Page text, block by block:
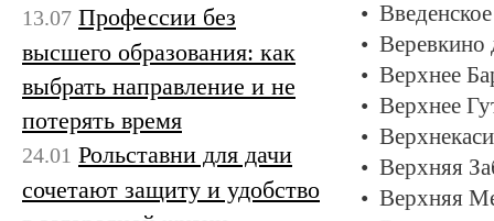
Веревкино
Верхнее
Верхнее
Верхняя
Верхняя
13.07 Профессии без
высшего образования: как
выбрать направление и не
потерять время
24.01 Рольставни для дачи
сочетают защиту и удобство